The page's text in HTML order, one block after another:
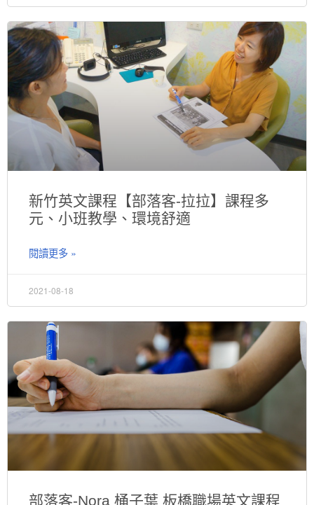
新竹英文課程【部落客-拉拉】課程多
元、小班教學、環境舒適
閱讀更多 »
2021-08-18
部落客-Nora 桶子葉 板橋職場英文課程